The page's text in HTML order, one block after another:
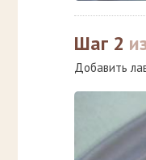
Шаг 2
Добавить